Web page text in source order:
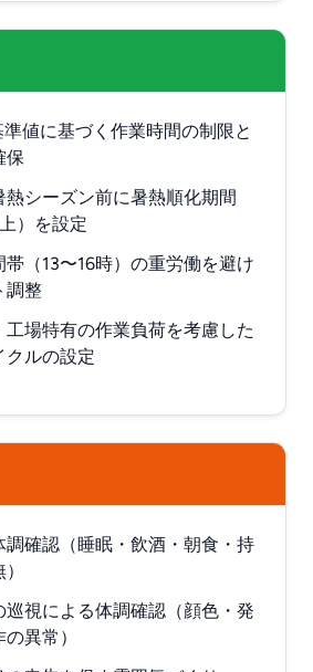
準値に基づく作業時間の制限と
保
熱シーズン前に暑熱順化期間
）を設定
帯（13〜16時）の重労働を避け
調整
工場特有の作業負荷を考慮した
クルの設定
調確認（睡眠・飲酒・朝食・持
巡視による体調確認（顔色・発
異常）